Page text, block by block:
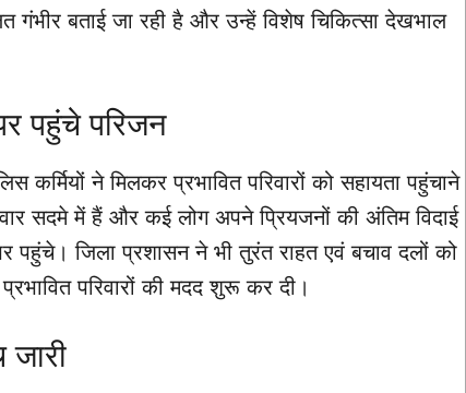
गंभीर बताई जा रही है और उन्हें विशेष चिकित्सा देखभाल
पहुंचे परिजन
कर्मियों ने मिलकर प्रभावित परिवारों को सहायता पहुंचाने
सदमे में हैं और कई लोग अपने प्रियजनों की अंतिम विदाई
जिला प्रशासन ने भी तुरंत राहत एवं बचाव दलों को
परिवारों की मदद शुरू कर दी।